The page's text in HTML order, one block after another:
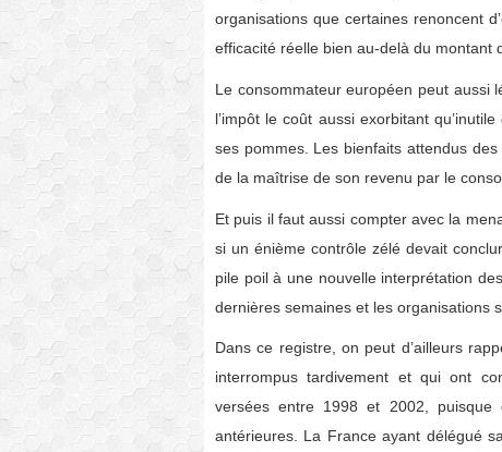
organisations que certaines renoncent
efficacité réelle bien au-delà du montant
Le consommateur européen peut aussi
l’impôt le coût aussi exorbitant
ses pommes. Les bienfaits attendus
de la maîtrise de son revenu par le
Et puis il faut aussi compter avec la
si un énième contrôle zélé devait
pile poil à une nouvelle interprétation
dernières semaines et les organisations
Dans ce registre, on peut d’ailleurs
interrompus tardivement et qui ont
versées entre 1998 et 2002,
antérieures. La France ayant délégué